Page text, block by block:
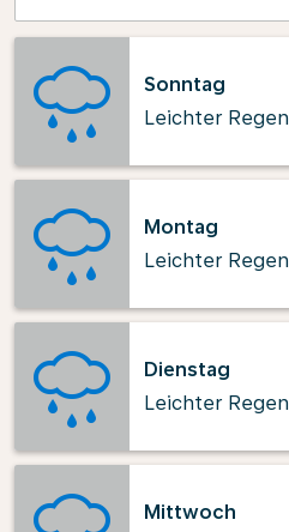
Sonntag
Leichter Regen
Montag
Leichter Regen
Dienstag
Leichter Regen
Mittwoch